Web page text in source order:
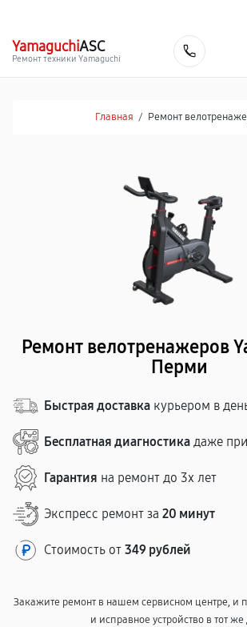
YamaguchiASC
Ремонт техники Yamaguchi
Главная / Ремонт
Ремонт велотренажеров
Перми
Быстрая доставка курьером в
Бесплатная диагностика даже
Гарантия на ремонт до 3х лет
Экспресс ремонт за 20 минут
Стоимость от 349 рублей
Закажите ремонт в нашем сервисном центре, и
и исправное устройство в тот же